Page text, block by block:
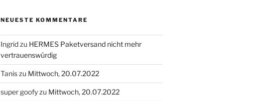
NEUESTE KOMMENTARE
Ingridzu HERMES Paketversand nicht mehr
vertrauenswürdig
Taniszu Mittwoch, 20.07.2022
super goofyzu Mittwoch, 20.07.2022